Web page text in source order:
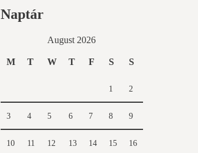
Naptár
August 2026
M T W T F S S
1 2
3 4 5 6 7 8 9
10 11 12 13 14 15 16